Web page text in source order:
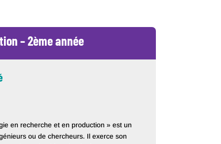
– 2ème année
en recherche et en production » est un
ou de chercheurs. Il exerce son